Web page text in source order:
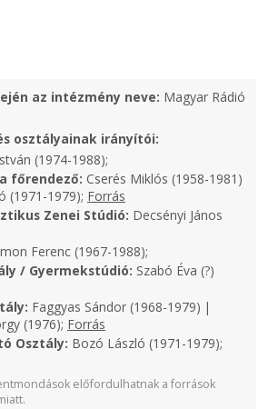
az intézmény neve: Magyar Rádió
osztályainak irányítói:
(1974-1988);
főrendező: Cserés Miklós (1958-1981)
(1971-1979); Forrás
Zenei Stúdió: Decsényi János
Ferenc (1967-1988);
/ Gyermekstúdió: Szabó Éva (?)
Faggyas Sándor (1968-1979) |
(1976); Forrás
Osztály: Bozó László (1971-1979);
előfordulhatnak a források